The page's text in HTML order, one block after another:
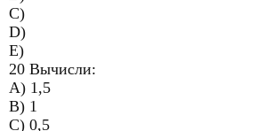
C)
D)
E)
20 Вычисли:
A) 1,5
B) 1
C) 0,5